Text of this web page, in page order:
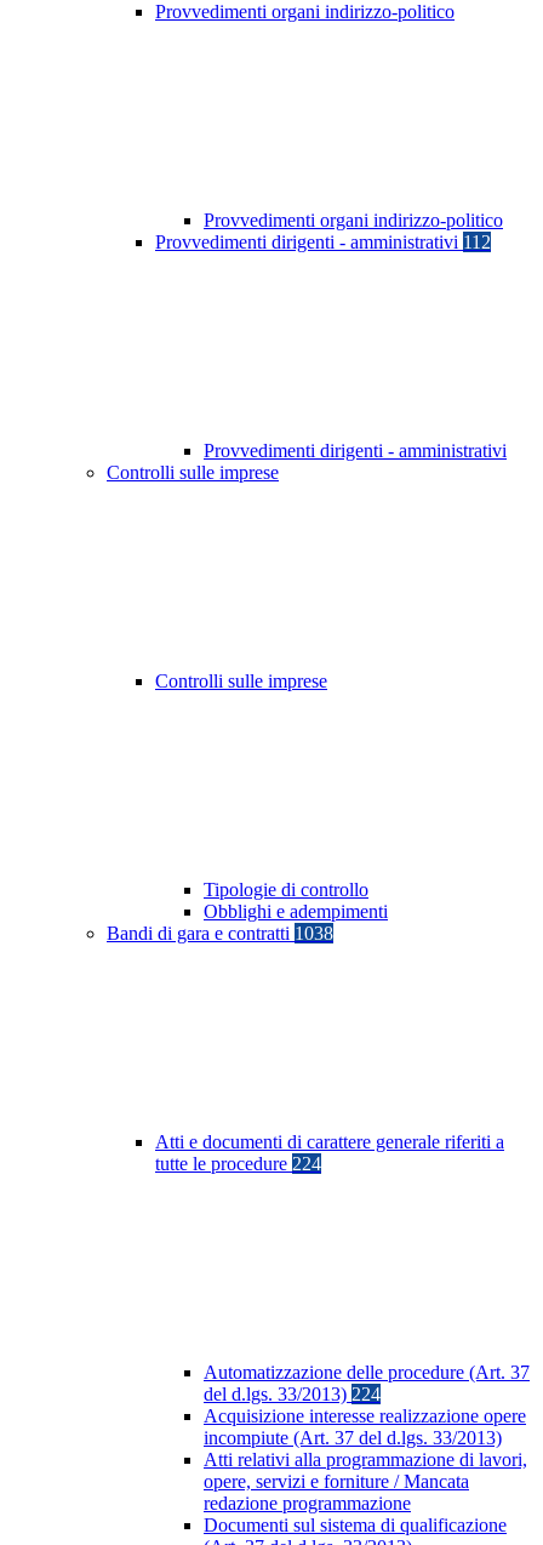
Provvedimenti organi indirizzo-politico
Provvedimenti organi indirizzo-politico
Provvedimenti dirigenti - amministrativi 112
Provvedimenti dirigenti - amministrativi
Controlli sulle imprese
Controlli sulle imprese
Tipologie di controllo
Obblighi e adempimenti
Bandi di gara e contratti 1038
Atti e documenti di carattere generale riferiti a
tutte le procedure 224
Automatizzazione delle procedure (Art. 37
del d.lgs. 33/2013) 224
Acquisizione interesse realizzazione opere
incompiute (Art. 37 del d.lgs. 33/2013)
Atti relativi alla programmazione di lavori,
opere, servizi e forniture / Mancata
redazione programmazione
Documenti sul sistema di qualificazione